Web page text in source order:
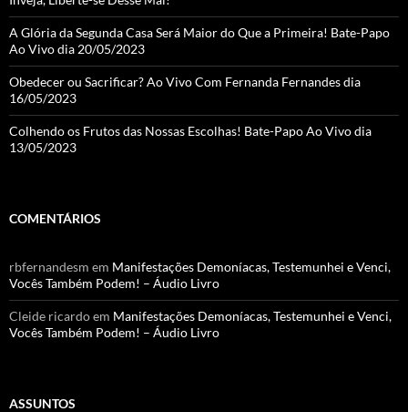
A Glória da Segunda Casa Será Maior do Que a Primeira! Bate-Papo
Ao Vivo dia 20/05/2023
Obedecer ou Sacrificar? Ao Vivo Com Fernanda Fernandes dia
16/05/2023
Colhendo os Frutos das Nossas Escolhas! Bate-Papo Ao Vivo dia
13/05/2023
COMENTÁRIOS
rbfernandesm em Manifestações Demoníacas, Testemunhei e Venci,
Vocês Também Podem! – Áudio Livro
Cleide ricardoem Manifestações Demoníacas, Testemunhei e Venci,
Vocês Também Podem! – Áudio Livro
ASSUNTOS